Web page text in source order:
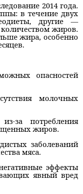
2014 года.
в течение двух
другие —
жиров.
жира, особенно
опасностей
молочных
за потребления
жиров.
заболеваний
мяса.
эффекты
явный вред